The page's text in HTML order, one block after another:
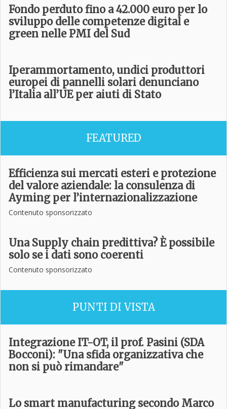
Fondo perduto fino a 42.000 euro per lo
sviluppo delle competenze digital e
green nelle PMI del Sud
Iperammortamento, undici produttori
europei di pannelli solari denunciano
l’Italia all’UE per aiuti di Stato
FEATURED
Efficienza sui mercati esteri e protezione
del valore aziendale: la consulenza di
Ayming per l’internazionalizzazione
Contenuto sponsorizzato
Una Supply chain predittiva? È possibile
solo se i dati sono coerenti
Contenuto sponsorizzato
PUNTI DI VISTA
Integrazione IT-OT, il prof. Pasini (SDA
Bocconi): "Una sfida organizzativa che
non si può rimandare"
Lo smart manufacturing secondo Marco